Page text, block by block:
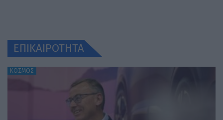
ΕΠΙΚΑΙΡΟΤΗΤΑ
ΚΟΣΜΟΣ